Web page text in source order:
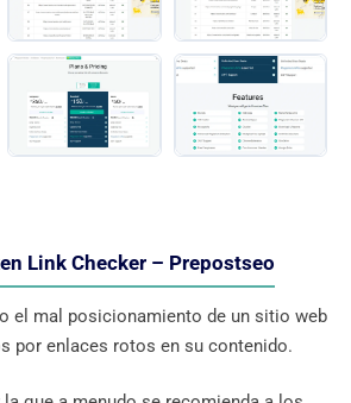
Link Checker – Prepostseo
el mal posicionamiento de un sitio web
​​por enlaces rotos en su contenido.